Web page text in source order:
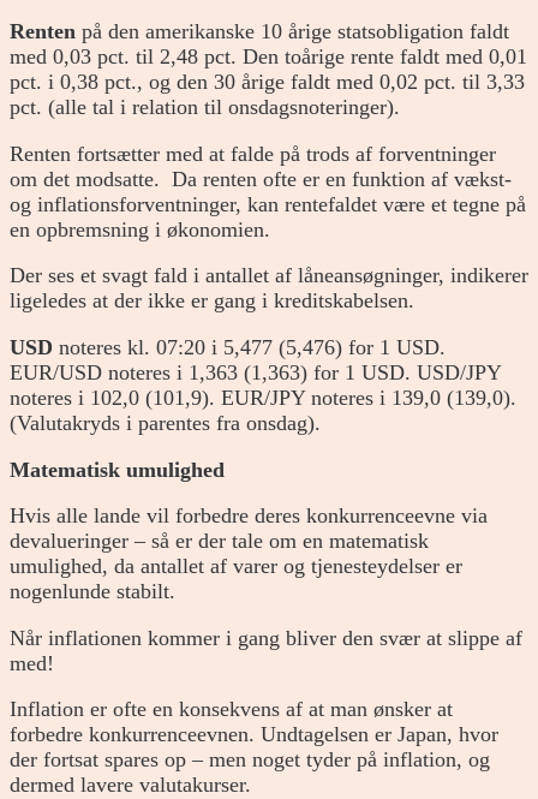
Renten på den amerikanske 10 årige statsobligation faldt
med 0,03 pct. til 2,48 pct. Den toårige rente faldt med 0,01
pct. i 0,38 pct., og den 30 årige faldt med 0,02 pct. til 3,33
pct. (alle tal i relation til onsdagsnoteringer).
Renten fortsætter med at falde på trods af forventninger
om det modsatte. Da renten ofte er en funktion af vækst-
og inflationsforventninger, kan rentefaldet være et tegne på
en opbremsning i økonomien.
Der ses et svagt fald i antallet af låneansøgninger, indikerer
ligeledes at der ikke er gang i kreditskabelsen.
USD noteres kl. 07:20 i 5,477 (5,476) for 1 USD.
EUR/USD noteres i 1,363 (1,363) for 1 USD. USD/JPY
noteres i 102,0 (101,9). EUR/JPY noteres i 139,0 (139,0).
(Valutakryds i parentes fra onsdag).
Matematisk umulighed
Hvis alle lande vil forbedre deres konkurrenceevne via
devalueringer – så er der tale om en matematisk
umulighed, da antallet af varer og tjenesteydelser er
nogenlunde stabilt.
Når inflationen kommer i gang bliver den svær at slippe af
med!
Inflation er ofte en konsekvens af at man ønsker at
forbedre konkurrenceevnen. Undtagelsen er Japan, hvor
der fortsat spares op – men noget tyder på inflation, og
dermed lavere valutakurser.